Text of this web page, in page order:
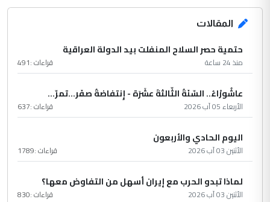
المقالات
حتمية حصر السلاح المنفلت بيد الدولة العراقية
منذ 24 ساعة قراءات :491
عاشُورْاءُ.. السّنَةُ الثّالثةَ عشَرَة - إِنتفاضةُ صفَر…تمرّ...
الأربعاء 05 آب 2026 قراءات :637
اليوم الحادي والأربعون
الأثنين 03 آب 2026 قراءات :1789
لماذا تبدو الحرب مع إيران أسهل من التفاوض معها؟
الأثنين 03 آب 2026 قراءات :830